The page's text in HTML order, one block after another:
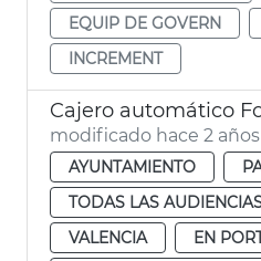
EQUIP DE GOVERN
INCREMENT
Cajero automático
modificado hace 2 años
AYUNTAMIENTO
TODAS LAS
VALENCIA
EN